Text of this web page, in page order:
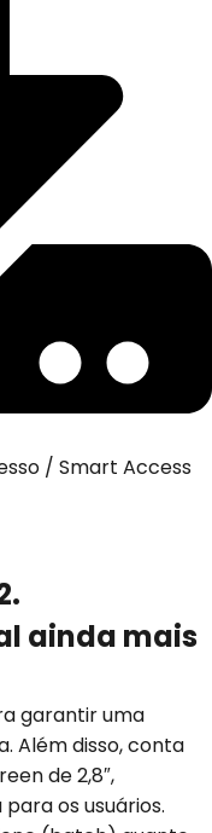
/ Smart Access
ainda mais
garantir uma
Além disso, conta
de 2,8″,
os usuários.